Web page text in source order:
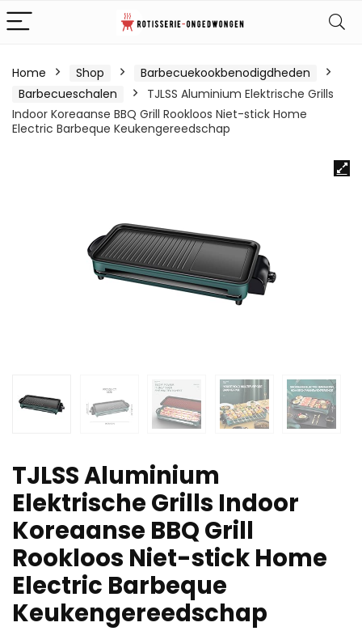
Home Shop
Barbecuekookbenodigdheden
Barbecueschalen
TJLSS Aluminium Elektrische Grills
Indoor Koreaanse BBQ Grill Rookloos Niet-stick Home
Electric Barbeque Keukengereedschap
TJLSS Aluminium
Elektrische Grills Indoor
Koreaanse BBQ Grill
Rookloos Niet-stick Home
Electric Barbeque
Keukengereedschap